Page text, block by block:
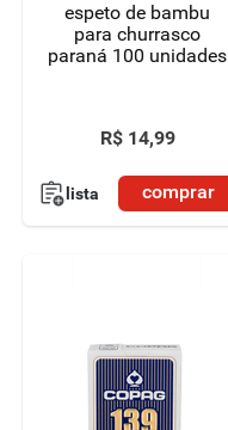
espeto de bambu
para churrasco
paraná 100 unidades
R$ 14,99
lista comprar